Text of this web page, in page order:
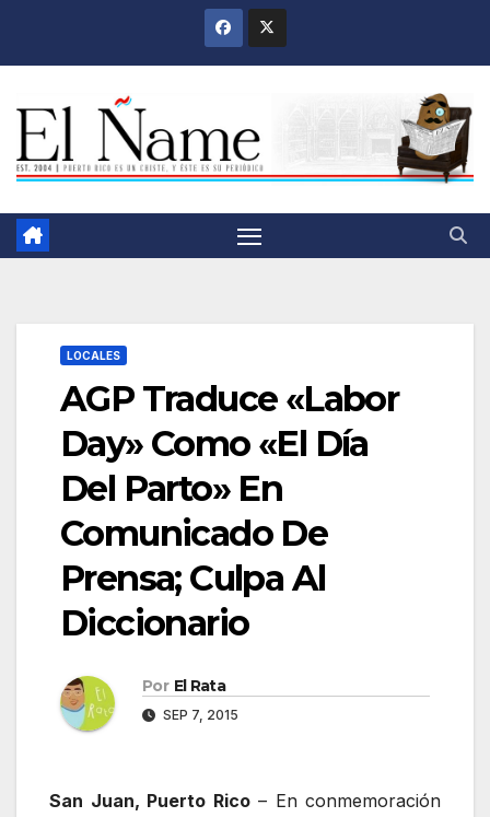
LOCALES
AGP Traduce «Labor
Day» Como «El Día
Del Parto» En
Comunicado De
Prensa; Culpa Al
Diccionario
Por El Rata
SEP 7, 2015
San Juan, Puerto Rico– En conmemoración